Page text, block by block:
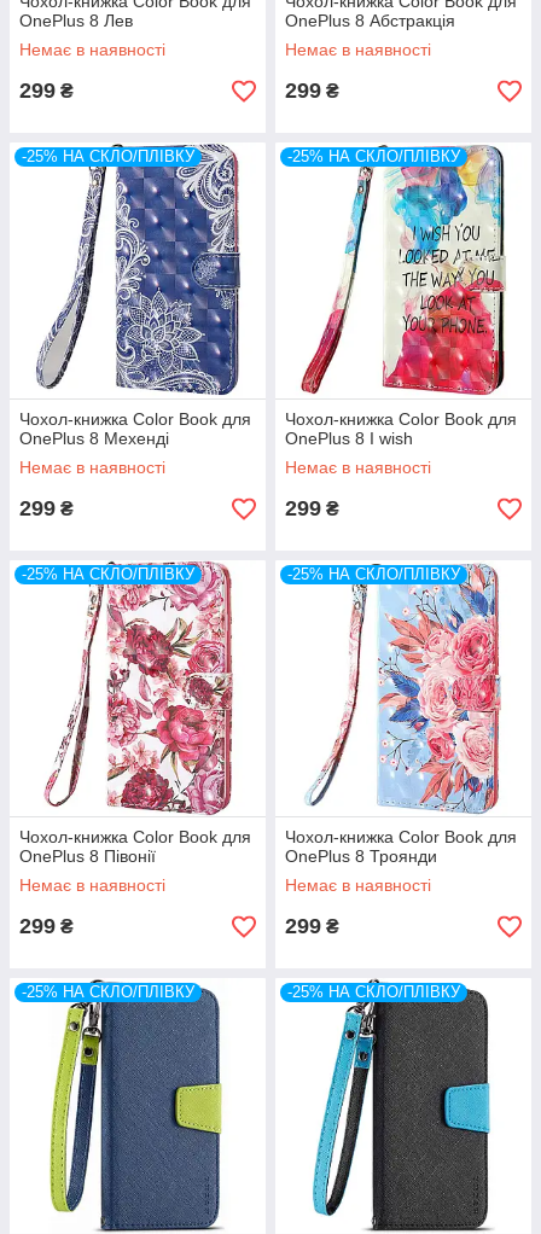
OnePlus 8 Лев
Немає в наявності
299 ₴
OnePlus 8 Абстракція
Немає в наявності
299 ₴
-25% НА СКЛО/ПЛІВКУ
Чохол-книжка Color Book для
OnePlus 8 Мехенді
Немає в наявності
299 ₴
-25% НА СКЛО/ПЛІВКУ
Чохол-книжка Color Book для
OnePlus 8 I wish
Немає в наявності
299 ₴
-25% НА СКЛО/ПЛІВКУ
Чохол-книжка Color Book для
OnePlus 8 Півонії
Немає в наявності
299 ₴
-25% НА СКЛО/ПЛІВКУ
Чохол-книжка Color Book для
OnePlus 8 Троянди
Немає в наявності
299 ₴
-25% НА СКЛО/ПЛІВКУ -25% НА СКЛО/ПЛІВКУ